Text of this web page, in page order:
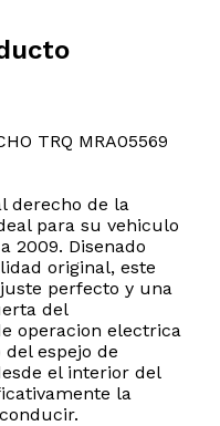
TRQ MRA05569
derecho de la
para su vehiculo
2009. Disenado
original, este
perfecto y una
del
operacion electrica
espejo de
el interior del
la